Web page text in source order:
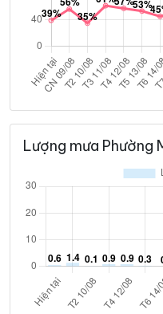
Lượng mưa Phường